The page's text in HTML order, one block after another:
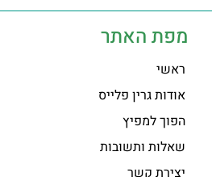
מפת האתר
ראשי
אודות גרין פלייס
הפוך למפיץ
שאלות ותשובות
יצירת קשר